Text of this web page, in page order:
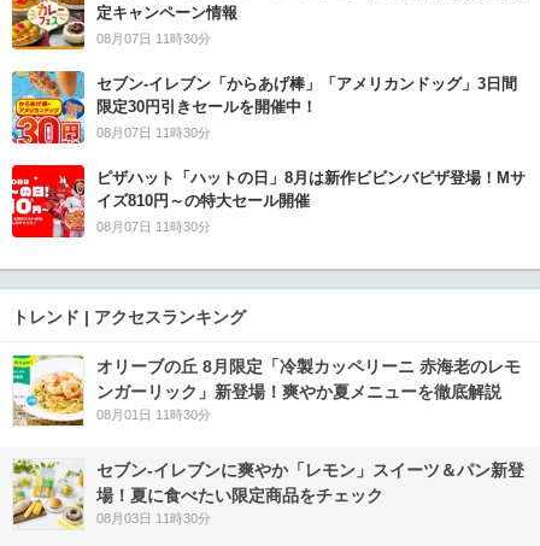
定キャンペーン情報
08月07日 11時30分
セブン‐イレブン「からあげ棒」「アメリカンドッグ」3日間
限定30円引きセールを開催中！
08月07日 11時30分
ピザハット「ハットの日」8月は新作ビビンバピザ登場！Mサ
イズ810円～の特大セール開催
08月07日 11時30分
トレンド | アクセスランキング
オリーブの丘 8月限定「冷製カッペリーニ 赤海老のレモ
ンガーリック」新登場！爽やか夏メニューを徹底解説
08月01日 11時30分
セブン‐イレブンに爽やか「レモン」スイーツ＆パン新登
場！夏に食べたい限定商品をチェック
08月03日 11時30分